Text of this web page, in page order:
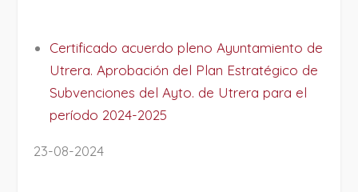
Certificado acuerdo pleno Ayuntamiento de
Utrera. Aprobación del Plan Estratégico de
Subvenciones del Ayto. de Utrera para el
período 2024-2025
23-08-2024